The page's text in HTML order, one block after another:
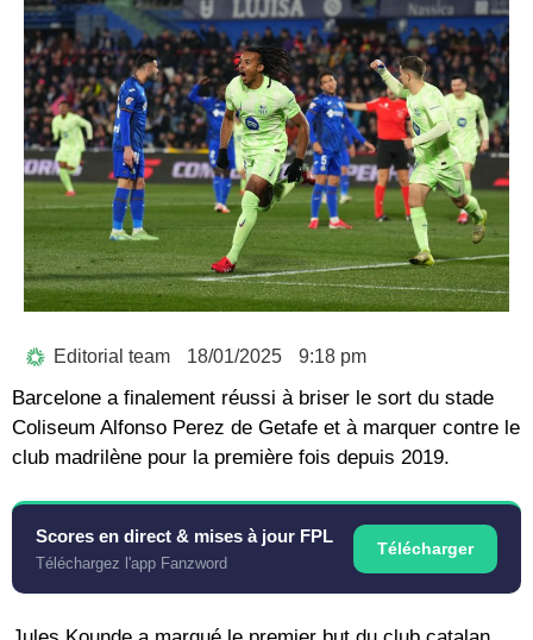
Editorial team 18/01/2025 9:18 pm
Barcelone a finalement réussi à briser le sort du stade
Coliseum Alfonso Perez de Getafe et à marquer contre le
club madrilène pour la première fois depuis 2019.
Scores en direct & mises à jour FPL
Téléchargez l'app Fanzword
Télécharger